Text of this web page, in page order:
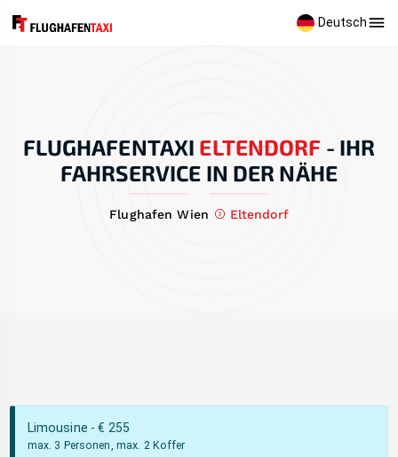
Deutsch
FLUGHAFENTAXI ELTENDORF - IHR
FAHRSERVICE IN DER NÄHE
Flughafen Wien Eltendorf
Limousine - € 255
max. 3 Personen, max. 2 Koffer